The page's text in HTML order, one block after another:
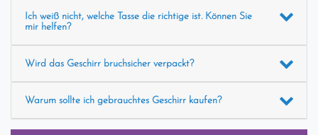
Ich weiß nicht, welche Tasse die richtige ist. Können Sie
mir helfen?
Wird das Geschirr bruchsicher verpackt?
Warum sollte ich gebrauchtes Geschirr kaufen?